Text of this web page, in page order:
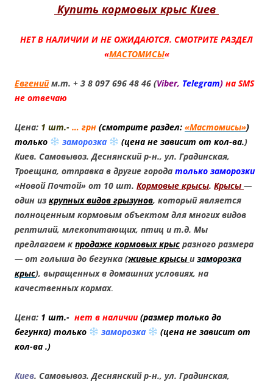
Купить кормовых крыс Киев
НЕТ В НАЛИЧИИ И НЕ ОЖИДАЮТСЯ. СМОТРИТЕ РАЗДЕЛ
«МАСТОМИСЫ«
Евгенийм.т. + 3 8 097 696 48 46 (Viber, Telegram) на SMS
не отвечаю
Цена: 1 шт.- … грн (смотрите раздел: «Мастомисы»)
только
заморозка (цена не зависит от кол-ва.)
Киев. Самовывоз. Деснянский р-н., ул. Градинская,
Троещина, отправка в другие города только заморозки
«Новой Почтой» от 10 шт. Кормовые крысы. Крысы —
один из крупных видов грызунов, который является
полноценным кормовым объектом для многих видов
рептилий, млекопитающих, птиц и т.д. Мы
предлагаем кпродаже кормовых крыс разного размера
— от голыша до бегунка (живые крысы и заморозка
крыс), выращенных в домашних условиях, на
качественных кормах.
Цена: 1 шт.- нет в наличии (размер только до
бегунка) только
заморозка (цена не зависит от
кол-ва .)
Киев. Самовывоз. Деснянский р-н., ул. Градинская,